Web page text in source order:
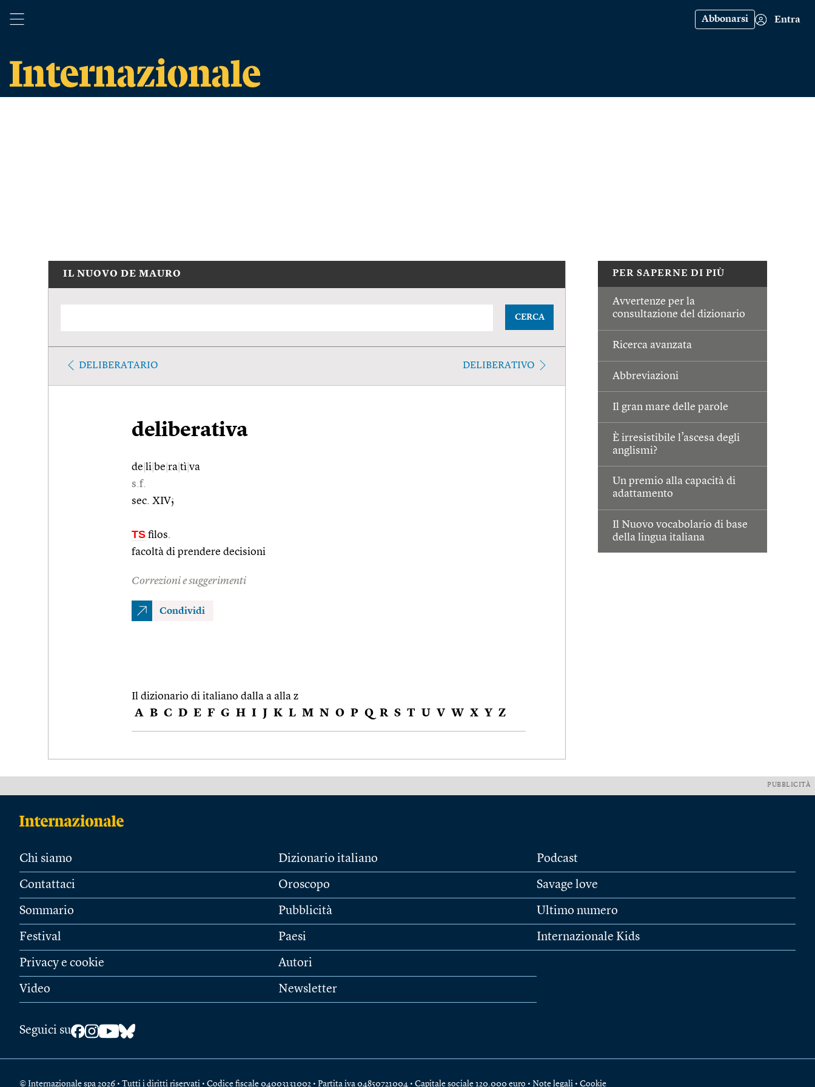
Abbonarsi Entra
PER SAPERNE DI PIÙ
Avvertenze per la
consultazione del dizionario
Ricerca avanzata
Abbreviazioni
Il gran mare delle parole
È irresistibile l’ascesa degli
anglismi?
Un premio alla capacità di
adattamento
Il Nuovo vocabolario di base
della lingua italiana
IL NUOVO DE MAURO
CERCA
DELIBERATARIO DELIBERATIVO
deliberativa
de li be ra tì va
s.f.
sec. XIV;
TS filos.
facoltà di prendere decisioni
Correzioni e suggerimenti
Condividi
Il dizionario di italiano dalla a alla z
A B C D E F G H I J K L M N O P Q R S T U V W X Y Z
PUBBLICITÀ
Chi siamo
Contattaci
Sommario
Festival
Privacy e cookie
Video
Dizionario italiano
Oroscopo
Pubblicità
Paesi
Autori
Newsletter
Podcast
Savage love
Ultimo numero
Internazionale Kids
Seguici su
© Internazionale spa 2026 • Tutti i diritti riservati • Codice fiscale 04003131002 • Partita iva 04850721004 • Capitale sociale 120.000 euro • Note legali • Cookie